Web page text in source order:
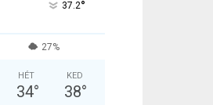
37.2°
27%
HÉT
34°
KED
38°